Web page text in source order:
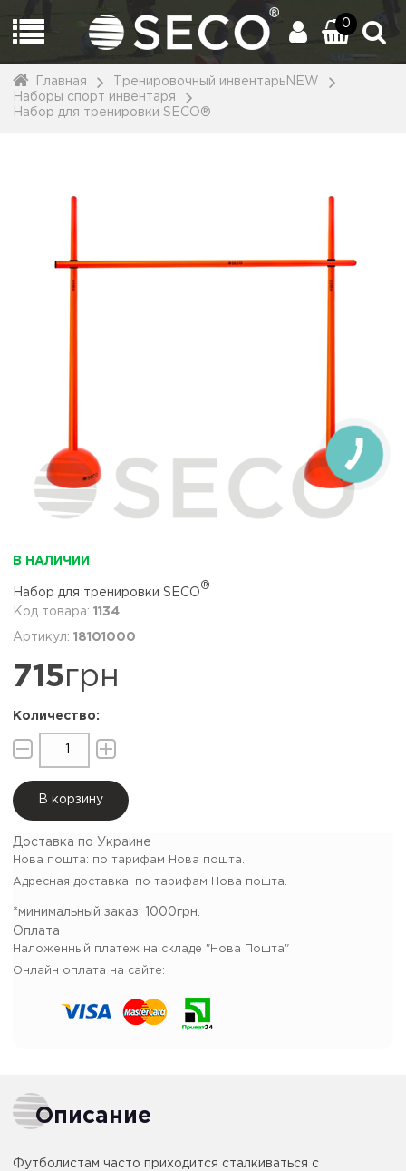
0
Главная
Тренировочный инвентарьNEW
Наборы спорт инвентаря
Набор для тренировки SECO®
В НАЛИЧИИ
Набор для тренировки SECO
®
1134
18101000
715грн
В корзину
Доставка по Украине
Нова пошта: по тарифам Нова пошта.
Адресная доставка: по тарифам Нова пошта.
*минимальный заказ:
1000грн.
Оплата
Наложенный платеж на складе "Нова Пошта"
Онлайн оплата на сайте:
Описание
Футболистам часто приходится сталкиваться с